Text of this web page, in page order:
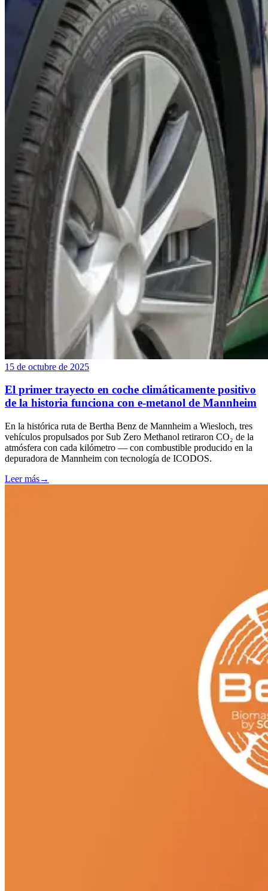
15 de octubre de 2025
El primer trayecto en coche climáticamente positivo
de la historia funciona con e-metanol de Mannheim
En la histórica ruta de Bertha Benz de Mannheim a Wiesloch, tres
vehículos propulsados por Sub Zero Methanol retiraron CO₂ de la
atmósfera con cada kilómetro — con combustible producido en la
depuradora de Mannheim con tecnología de ICODOS.
Leer más→